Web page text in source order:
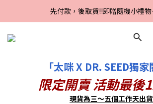
Line好友招募中，首購、回購皆
先付款，後取貨‼️即贈隨機小禮
Line好友招募中，首購、回購皆贈
「太咪 X DR. SEED獨家
限定開賣 活動最
現貨為三～五個工作天出貨